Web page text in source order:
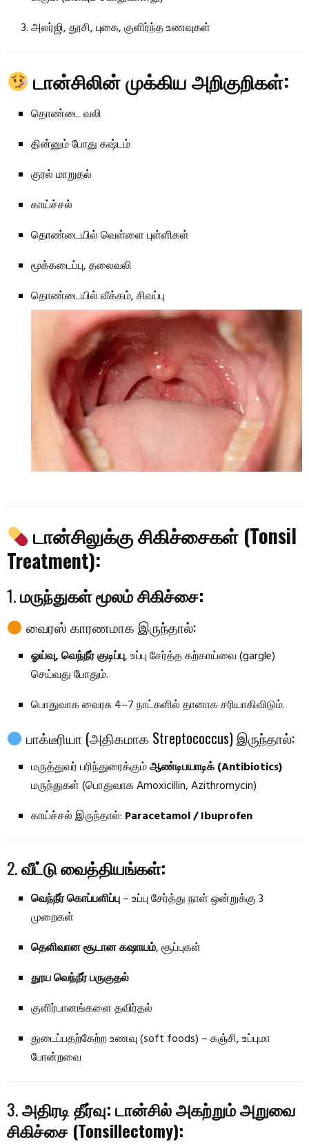
அலர்ஜி, தூசி, புகை, குளிர்ந்த உணவுகள்
டான்சிலின் முக்கிய அறிகுறிகள்:
தொண்டை வலி
தின்னும் போது கஷ்டம்
குரல் மாறுதல்
காய்ச்சல்
தொண்டையில் வெள்ளை புள்ளிகள்
மூக்கடைப்பு, தலைவலி
தொண்டையில் வீக்கம், சிவப்பு
டான்சிலுக்கு சிகிச்சைகள் (Tonsil
Treatment):
1.மருந்துகள் மூலம் சிகிச்சை:
வைரஸ் காரணமாக இருந்தால்:
ஓய்வு, வெந்நீர் குடிப்பு, உப்பு சேர்த்த கற்காய்வை (gargle)
செய்வது போதும்.
பொதுவாக வைரசு 4–7 நாட்களில் தானாக சரியாகிவிடும்.
பாக்டீரியா (அதிகமாக Streptococcus) இருந்தால்:
மருத்துவர் பரிந்துரைக்கும்ஆண்டிபயாடிக் (Antibiotics)
மருந்துகள் (பொதுவாக Amoxicillin, Azithromycin)
காய்ச்சல் இருந்தால்: Paracetamol / Ibuprofen
2.வீட்டு வைத்தியங்கள்:
வெந்நீர் கொப்பளிப்பு– உப்பு சேர்த்து நாள் ஒன்றுக்கு 3
முறைகள்
தெளிவான சூடான கஷாயம், சூப்புகள்
தூய வெந்நீர் பருகுதல்
குளிர்பானங்களை தவிர்தல்
துடைப்பதற்கேற்ற உணவு (soft foods) – கஞ்சி, உப்புமா
போன்றவை
3.அதிரடி தீர்வு: டான்சில் அகற்றும் அறுவை
சிகிச்சை (Tonsillectomy):